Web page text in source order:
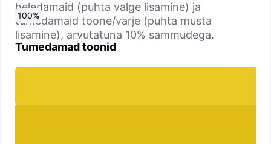
heledamaid (puhta valge lisamine) ja
tumedamaid toone/varje (puhta musta
lisamine), arvutatuna 10% sammudega.
Tumedamad toonid
0%
10%
20%
30%
40%
50%
60%
70%
80%
90%
100%